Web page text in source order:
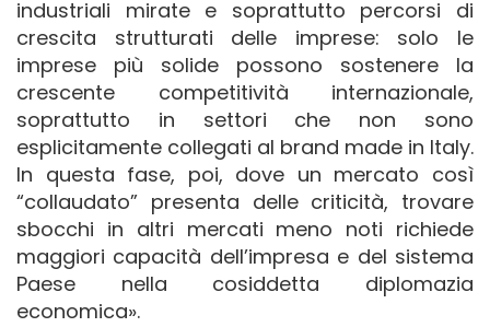
industriali mirate e soprattutto percorsi di
crescita strutturati delle imprese: solo le
imprese più solide possono sostenere la
crescente competitività internazionale,
soprattutto in settori che non sono
esplicitamente collegati al brand made in Italy.
In questa fase, poi, dove un mercato così
“collaudato” presenta delle criticità, trovare
sbocchi in altri mercati meno noti richiede
maggiori capacità dell’impresa e del sistema
Paese nella cosiddetta diplomazia
economica».